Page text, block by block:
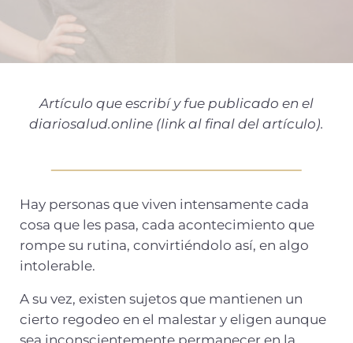
Artículo que escribí y fue publicado en el
diariosalud.online (link al final del artículo).
Hay personas que viven intensamente cada
cosa que les pasa, cada acontecimiento que
rompe su rutina, convirtiéndolo así, en algo
intolerable.
A su vez, existen sujetos que mantienen un
cierto regodeo en el malestar y eligen aunque
sea inconscientemente permanecer en la